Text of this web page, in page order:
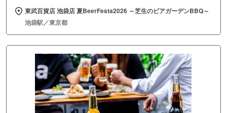
東武百貨店 池袋店 夏BeerFesta2026 ～芝生のビアガーデンBBQ～
池袋駅／東京都